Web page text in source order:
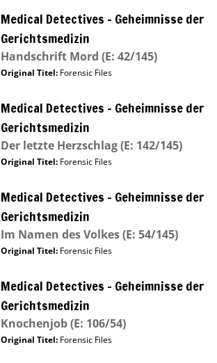
Medical Detectives – Geheimnisse der
Gerichtsmedizin
Handschrift Mord (E: 42/145)
Original Titel: Forensic Files
Medical Detectives – Geheimnisse der
Gerichtsmedizin
Der letzte Herzschlag(E: 142/145)
Original Titel: Forensic Files
Medical Detectives – Geheimnisse der
Gerichtsmedizin
Im Namen des Volkes(E: 54/145)
Original Titel: Forensic Files
Medical Detectives – Geheimnisse der
Gerichtsmedizin
Knochenjob(E: 106/54)
Original Titel: Forensic Files